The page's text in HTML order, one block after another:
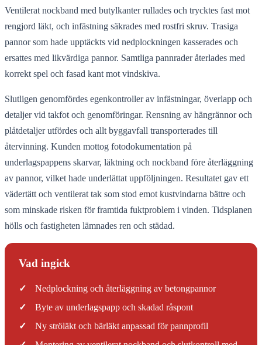
Ventilerat nockband med butylkanter rullades och trycktes fast mot
rengjord läkt, och infästning säkrades med rostfri skruv. Trasiga
pannor som hade upptäckts vid nedplockningen kasserades och
ersattes med likvärdiga pannor. Samtliga pannrader återlades med
korrekt spel och fasad kant mot vindskiva.
Slutligen genomfördes egenkontroller av infästningar, överlapp och
detaljer vid takfot och genomföringar. Rensning av hängrännor och
plåtdetaljer utfördes och allt byggavfall transporterades till
återvinning. Kunden mottog fotodokumentation på
underlagspappens skarvar, läktning och nockband före återläggning
av pannor, vilket hade underlättat uppföljningen. Resultatet gav ett
vädertätt och ventilerat tak som stod emot kustvindarna bättre och
som minskade risken för framtida fuktproblem i vinden. Tidsplanen
hölls och fastigheten lämnades ren och städad.
Vad ingick
✓
Nedplockning och återläggning av betongpannor
✓
Byte av underlagspapp och skadad råspont
✓
Ny ströläkt och bärläkt anpassad för pannprofil